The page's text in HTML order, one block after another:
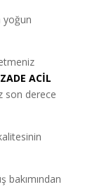
yoğun
ACİL
son derece
bakımından